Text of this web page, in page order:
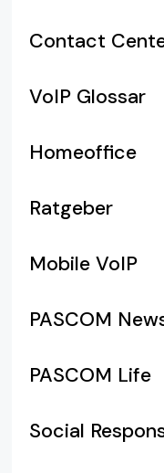
Contact
VoIP Glossar
Homeoffice
Ratgeber
Mobile VoIP
PASCOM
PASCOM Life
Social